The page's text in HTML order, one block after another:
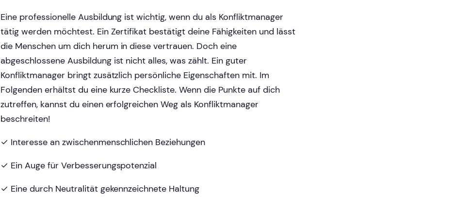
Eine professionelle Ausbildung ist wichtig, wenn du als Konfliktmanager
tätig werden möchtest. Ein Zertifikat bestätigt deine Fähigkeiten und lässt
die Menschen um dich herum in diese vertrauen. Doch eine
abgeschlossene Ausbildung ist nicht alles, was zählt. Ein guter
Konfliktmanager bringt zusätzlich persönliche Eigenschaften mit. Im
Folgenden erhältst du eine kurze Checkliste. Wenn die Punkte auf dich
zutreffen, kannst du einen erfolgreichen Weg als Konfliktmanager
beschreiten!
✓ Interesse an zwischenmenschlichen Beziehungen
✓ Ein Auge für Verbesserungspotenzial
✓ Eine durch Neutralität gekennzeichnete Haltung